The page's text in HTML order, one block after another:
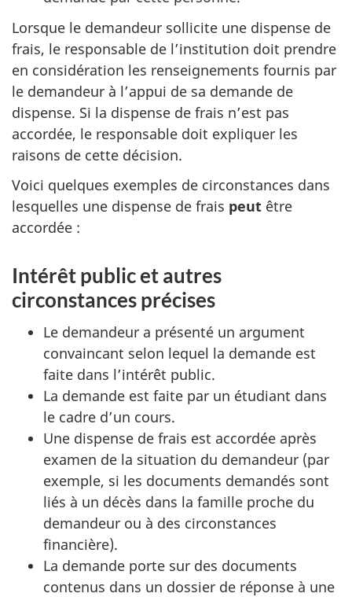
Lorsque le demandeur sollicite une dispense de
frais, le responsable de l’institution doit prendre
en considération les renseignements fournis par
le demandeur à l’appui de sa demande de
dispense. Si la dispense de frais n’est pas
accordée, le responsable doit expliquer les
raisons de cette décision.
Voici quelques exemples de circonstances dans
lesquelles une dispense de frais peut être
accordée :
Intérêt public et autres
circonstances précises
Le demandeur a présenté un argument
convaincant selon lequel la demande est
faite dans l’intérêt public.
La demande est faite par un étudiant dans
le cadre d’un cours.
Une dispense de frais est accordée après
examen de la situation du demandeur (par
exemple, si les documents demandés sont
liés à un décès dans la famille proche du
demandeur ou à des circonstances
financière).
La demande porte sur des documents
contenus dans un dossier de réponse à une